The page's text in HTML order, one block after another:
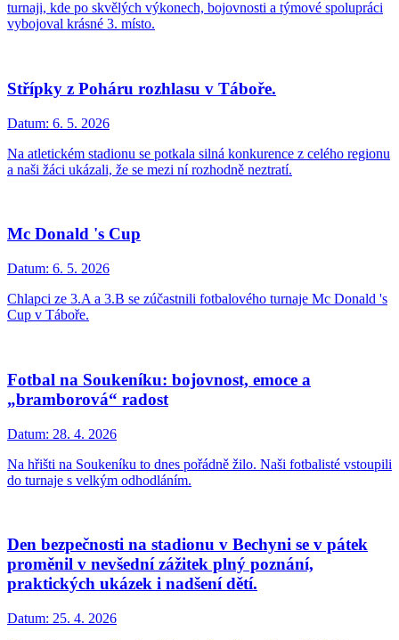
turnaji, kde po skvělých výkonech, bojovnosti a týmové spolupráci
vybojoval krásné 3. místo.
Střípky z Poháru rozhlasu v Táboře.
Datum: 6. 5. 2026
Na atletickém stadionu se potkala silná konkurence z celého regionu
a naši žáci ukázali, že se mezi ní rozhodně neztratí.
Mc Donald 's Cup
Datum: 6. 5. 2026
Chlapci ze 3.A a 3.B se zúčastnili fotbalového turnaje Mc Donald 's
Cup v Táboře.
Fotbal na Soukeníku: bojovnost, emoce a
„bramborová“ radost
Datum: 28. 4. 2026
Na hřišti na Soukeníku to dnes pořádně žilo. Naši fotbalisté vstoupili
do turnaje s velkým odhodláním.
Den bezpečnosti na stadionu v Bechyni se v pátek
proměnil v nevšední zážitek plný poznání,
praktických ukázek i nadšení dětí.
Datum: 25. 4. 2026